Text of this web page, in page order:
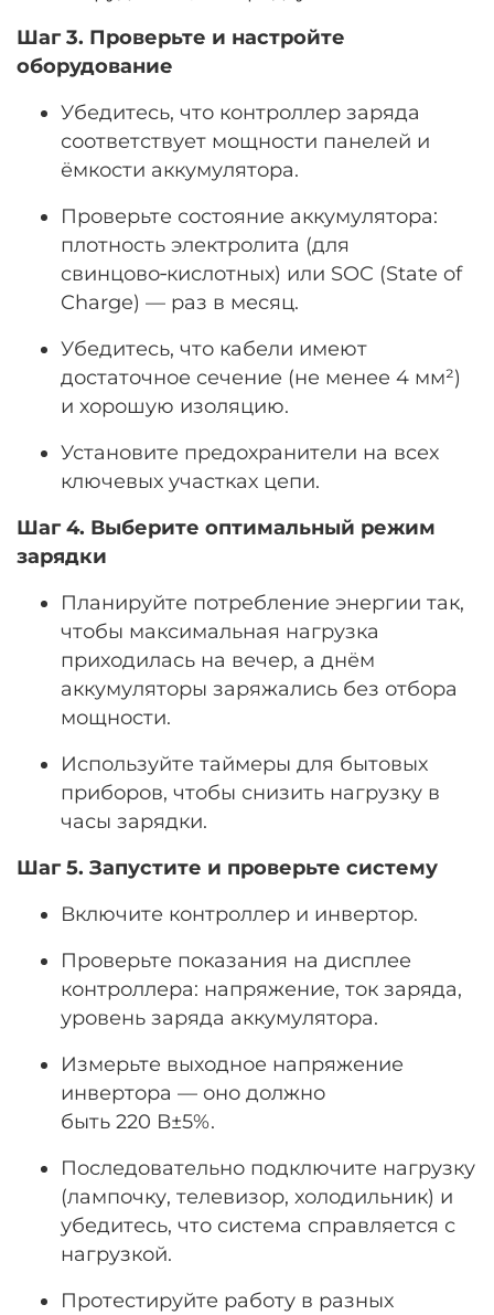
Шаг 3. Проверьте и настройте
оборудование
Убедитесь, что контроллер заряда
соответствует мощности панелей и
ёмкости аккумулятора.
Проверьте состояние аккумулятора:
плотность электролита (для
свинцово‑кислотных) или SOC (State of
Charge) — раз в месяц.
Убедитесь, что кабели имеют
достаточное сечение (не менее 4 мм²)
и хорошую изоляцию.
Установите предохранители на всех
ключевых участках цепи.
Шаг 4. Выберите оптимальный режим
зарядки
Планируйте потребление энергии так,
чтобы максимальная нагрузка
приходилась на вечер, а днём
аккумуляторы заряжались без отбора
мощности.
Используйте таймеры для бытовых
приборов, чтобы снизить нагрузку в
часы зарядки.
Шаг 5. Запустите и проверьте систему
Включите контроллер и инвертор.
Проверьте показания на дисплее
контроллера: напряжение, ток заряда,
уровень заряда аккумулятора.
Измерьте выходное напряжение
инвертора — оно должно
быть 220 В±5%.
Последовательно подключите нагрузку
(лампочку, телевизор, холодильник) и
убедитесь, что система справляется с
нагрузкой.
Протестируйте работу в разных